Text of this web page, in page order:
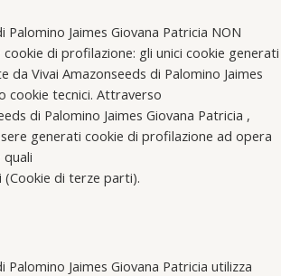
Palomino Jaimes Giovana Patricia NON
di profilazione: gli unici cookie generati
Vivai Amazonseeds di Palomino Jaimes
cookie tecnici. Attraverso
di Palomino Jaimes Giovana Patricia ,
generati cookie di profilazione ad opera
(Cookie di terze parti).
Palomino Jaimes Giovana Patricia utilizza